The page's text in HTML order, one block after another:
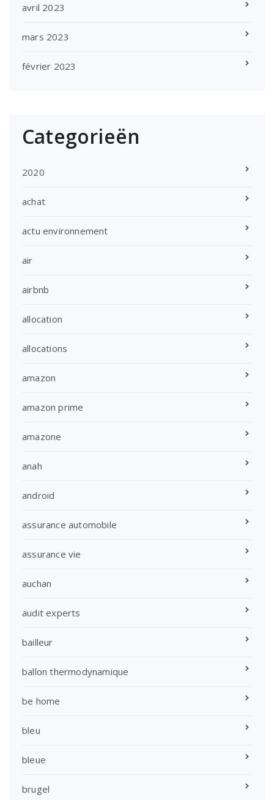
avril 2023
mars 2023
février 2023
Categorieën
2020
achat
actu environnement
air
airbnb
allocation
allocations
amazon
amazon prime
amazone
anah
android
assurance automobile
assurance vie
auchan
audit experts
bailleur
ballon thermodynamique
be home
bleu
bleue
brugel